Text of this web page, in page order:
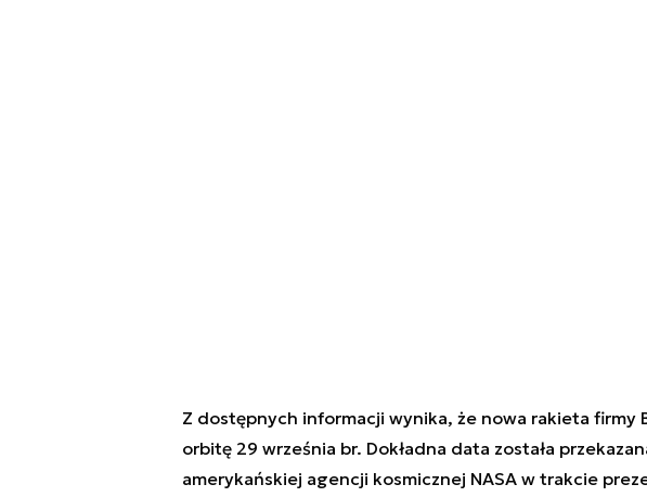
Z dostępnych informacji wynika, że nowa rakieta firmy
orbitę 29 września br. Dokładna data została
amerykańskiej agencji kosmicznej NASA w trakcie